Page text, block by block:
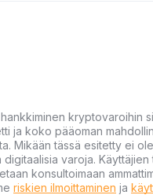
kryptovaroihin
ja koko pääoman
Mikään tässä esitetty ei
varoja.
konsultoimaan
riskien ilmoittaminen ja